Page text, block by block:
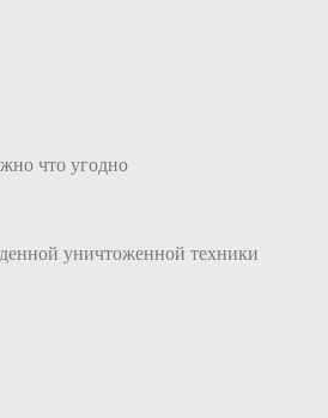
что угодно
уничтоженной техники